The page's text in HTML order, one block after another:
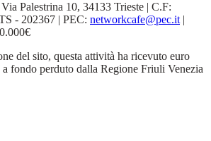
Palestrina 10, 34133 Trieste | C.F:
- 202367 | PEC: networkcafe@pec.it|
del sito, questa attività ha ricevuto euro
fondo perduto dalla Regione Friuli Venezia